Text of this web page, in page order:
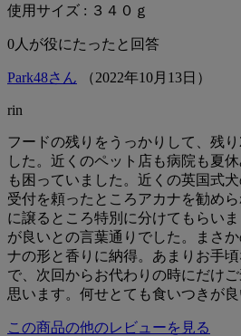
使用サイズ : ３４０ｇ
0 人が役にたったと回答
Park48さん （2022年10月 13日）
rin
フードの残りをうっかりして、残
した。近くのペット店も病院も夏
も困っていました。近くの英国式
受付を頼ったところアカナを勧め
に譲るところ特別に分けてもらい
が良いとの言葉通りでした。まさ
ナの形と香りに納得。あまりお手
で、次回からお代わりの時にだけ
思います。何せとても食いつきが良
この商品の他のレビューを見る